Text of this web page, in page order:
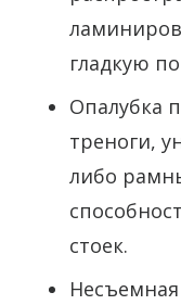
гладкую
Опалубка
треноги,
либо
стоек.
Несъемная